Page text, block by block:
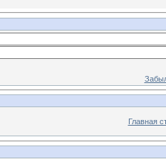
Главная